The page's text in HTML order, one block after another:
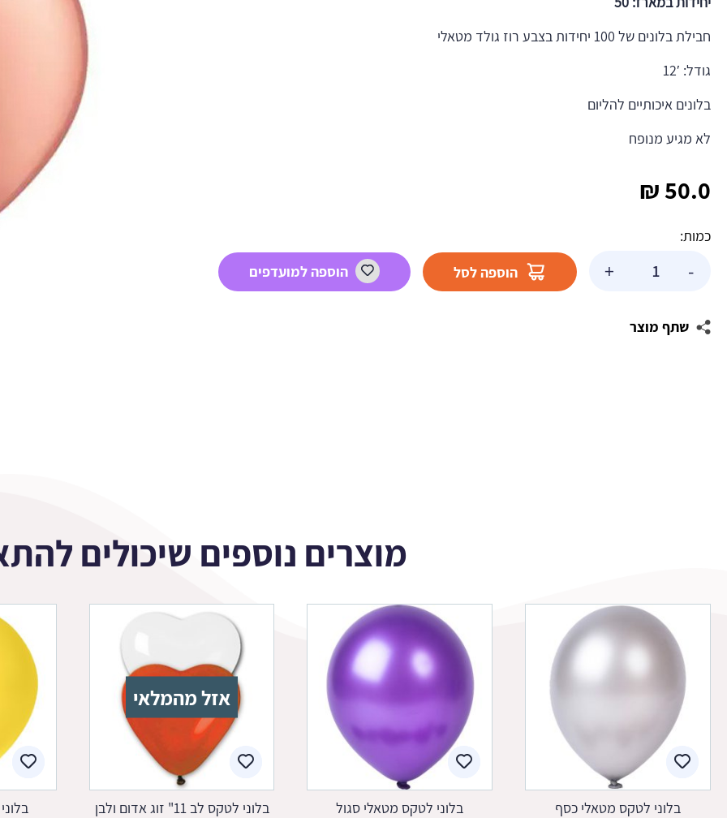
חבילת בלונים של 100 יחידות בצבע רוז גולד מטאלי
גודל: 12′
בלונים איכותיים להליום
לא מגיע מנופח
50.0
₪
כמות:
-
של
מטאלי
+ הוספה לסל הוספה למועדפים
שתף מוצר
מוצרים נוספים שיכולים
בלוני לטקס מטאלי כסף בלוני לטקס מטאלי סגול
אזל מהמלאי
בלוני לטקס לב 11" זוג אדום ולבן